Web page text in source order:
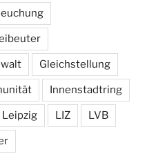
Gleichstellung
Innenstadtring
Leipzig LIZ LVB